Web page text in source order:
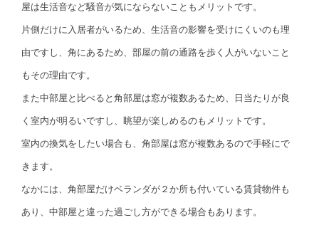
屋は生活音など騒音が気にならないこともメリットです。
片側だけに入居者がいるため、生活音の影響を受けにくいのも理
由ですし、角にあるため、部屋の前の通路を歩く人がいないこと
もその理由です。
また中部屋と比べると角部屋は窓が複数あるため、日当たりが良
く室内が明るいですし、眺望が楽しめるのもメリットです。
室内の換気をしたい場合も、角部屋は窓が複数あるので手軽にで
きます。
なかには、角部屋だけベランダが２か所も付いている賃貸物件も
あり、中部屋と違った過ごし方ができる場合もあります。